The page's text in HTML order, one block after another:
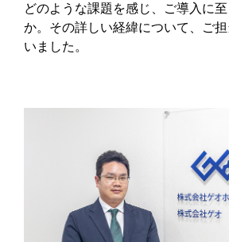
どのような課題を感じ、ご導入に
か。その詳しい経緯について、ご
いました。